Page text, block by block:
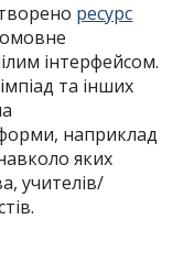
ресурс
інтерфейсом.
та інших
наприклад
яких
учителів/